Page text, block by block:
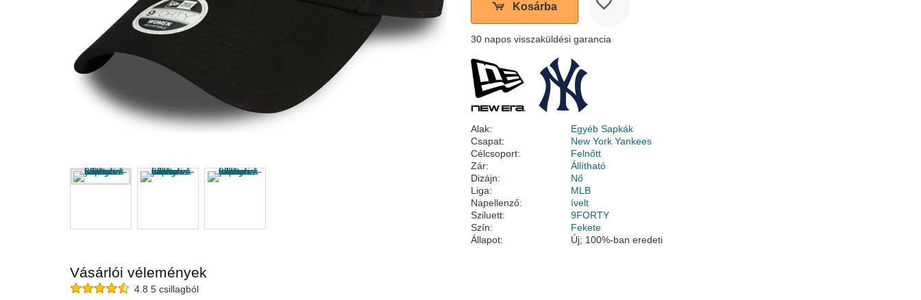
Kosárba
30 napos visszaküldési garancia
Alak:
Egyéb Sapkák
Csapat:
New York Yankees
Célcsoport:
Felnőtt
Zár:
Állítható
Dizájn:
Nő
Liga:
MLB
Napellenző:
ívelt
Sziluett:
9FORTY
Szín:
Fekete
Állapot:
Új; 100%-ban eredeti
Vásárlói vélemények
4.8 5 csillagból